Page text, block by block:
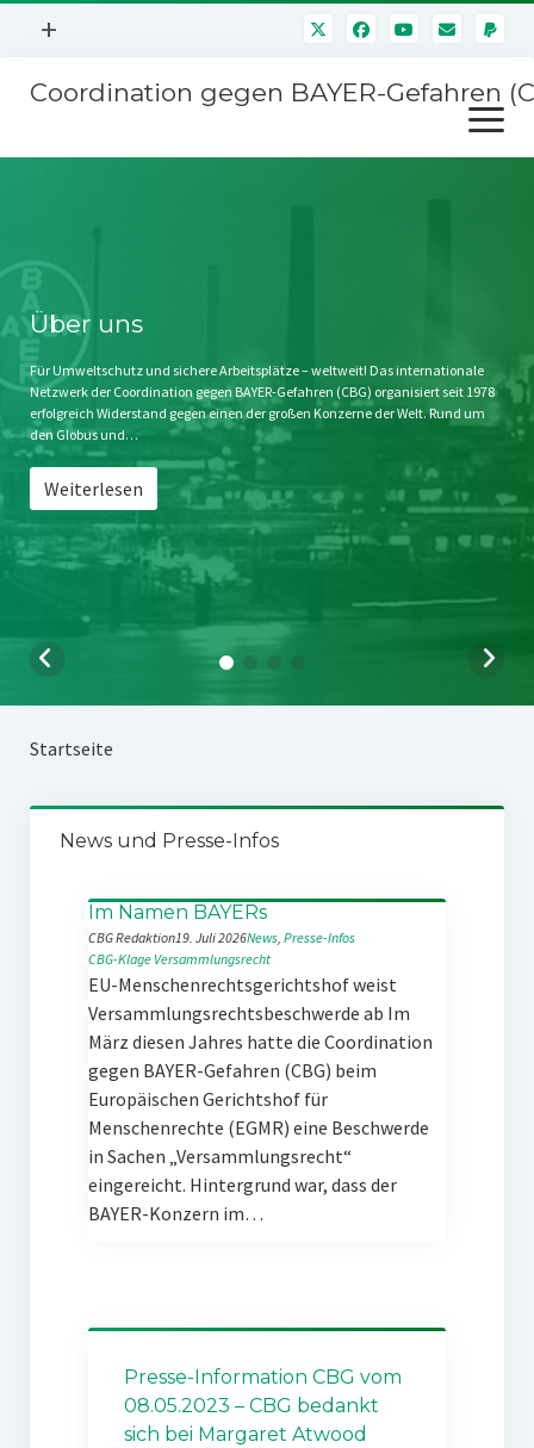
Menü
+
Mitmachen
Kontakt
Impressum
Störfälle
Coordination gegen BAYER-Gefahren
Menü
öffnen
Stichwort BAYER
Jahrestagung
SPENDEN
Über uns
Für Umweltschutz und sichere Arbeitsplätze – weltweit! Das internationale
Netzwerk der Coordination gegen BAYER-Gefahren (CBG) organisiert seit 1978
erfolgreich Widerstand gegen einen der großen Konzerne der Welt. Rund um
den Globus und…
Weiterlesen
Startseite
News und Presse-Infos
Im Namen BAYERs
CBG Redaktion19. Juli 2026News, Presse-Infos
CBG-Klage Versammlungsrecht
EU-Menschenrechtsgerichtshof weist
Versammlungsrechtsbeschwerde ab Im
März diesen Jahres hatte die Coordination
gegen BAYER-Gefahren (CBG) beim
Europäischen Gerichtshof für
Menschenrechte (EGMR) eine Beschwerde
in Sachen „Versammlungsrecht“
eingereicht. Hintergrund war, dass der
BAYER-Konzern im…
Presse-Information CBG vom
08.05.2023 – CBG bedankt
sich bei Margaret Atwood